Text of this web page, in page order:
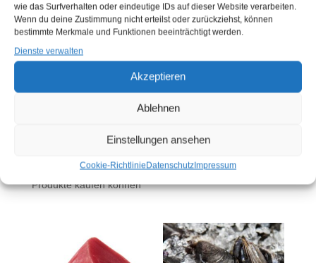
wie das Surfverhalten oder eindeutige IDs auf dieser Website verarbeiten.
Wenn du deine Zustimmung nicht erteilst oder zurückziehst, können
bestimmte Merkmale und Funktionen beeinträchtigt werden.
Dienste verwalten
Akzeptieren
Ablehnen
Einstellungen ansehen
Cookie-RichtlinieDatenschutzImpressum
anmelden, bevor Sie
Produkte kaufen können
(KG)
Sie müssen sich
Produkte kaufen können